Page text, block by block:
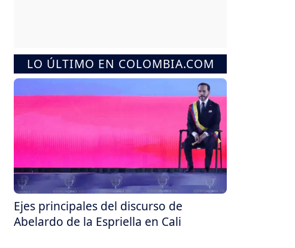
LO ÚLTIMO EN COLOMBIA.COM
Ejes principales del discurso de
Abelardo de la Espriella en Cali